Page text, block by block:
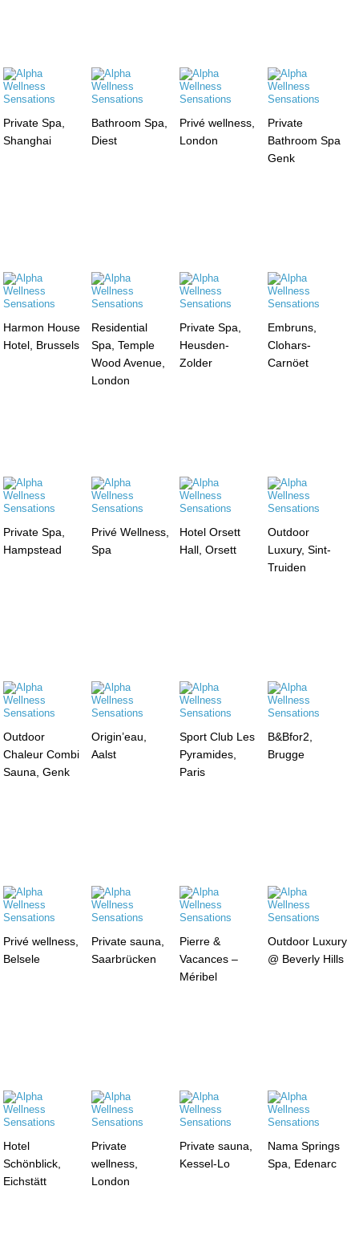
Private Spa,
Shanghai
Bathroom Spa,
Diest
Privé wellness,
London
Private
Bathroom Spa
Genk
Harmon House
Hotel, Brussels
Residential
Spa, Temple
Wood Avenue,
London
Private Spa,
Heusden-
Zolder
Embruns,
Clohars-
Carnöet
Private Spa,
Hampstead
Privé Wellness,
Spa
Hotel Orsett
Hall, Orsett
Outdoor
Luxury, Sint-
Truiden
Outdoor
Chaleur Combi
Sauna, Genk
Origin’eau,
Aalst
Sport Club Les
Pyramides,
Paris
B&Bfor2,
Brugge
Privé wellness,
Belsele
Private sauna,
Saarbrücken
Pierre &
Vacances –
Méribel
Outdoor Luxury
@ Beverly Hills
Hotel
Schönblick,
Eichstätt
Private
wellness,
London
Private sauna,
Kessel-Lo
Nama Springs
Spa, Edenarc